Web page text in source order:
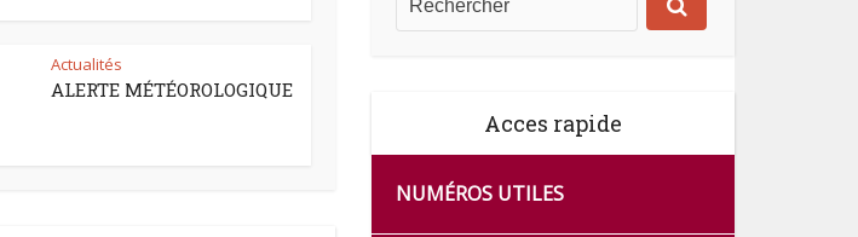
Actualités
ALERTE MÉTÉOROLOGIQUE
Acces rapide
NUMÉROS UTILES